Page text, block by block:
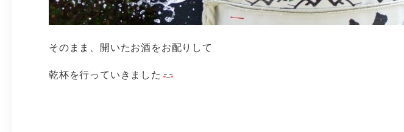
そのまま、開いたお酒をお配りして
乾杯を行っていきました